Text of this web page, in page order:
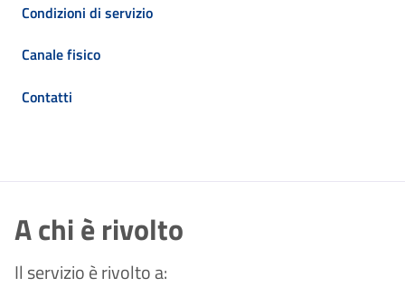
Condizioni di servizio
Canale fisico
Contatti
A chi è rivolto
Il servizio è rivolto a: